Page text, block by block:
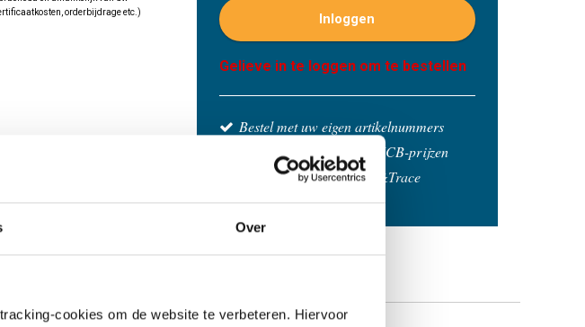
Over
cookies om de website te verbeteren. Hiervoor
orderbijdrage etc.)
Inloggen
Gelieve in te loggen om te bestellen
Bestel met uw eigen artikelnummers
Calculeren met actuele MCB-prijzen
Volg uw order via Track&Trace